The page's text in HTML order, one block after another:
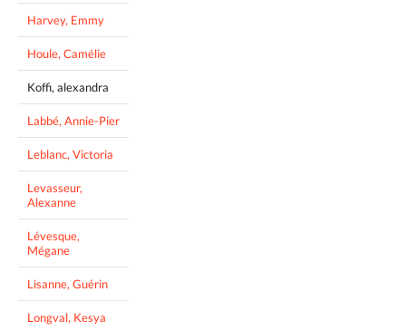
Harvey, Emmy
Houle, Camélie
Koffi, alexandra
Labbé, Annie-Pier
Leblanc, Victoria
Levasseur,
Alexanne
Lévesque,
Mégane
Lisanne, Guérin
Longval, Kesya